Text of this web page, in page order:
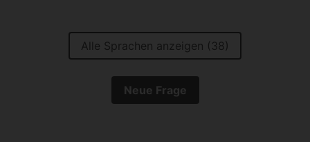
Alle Sprachen anzeigen (38)
Neue Frage